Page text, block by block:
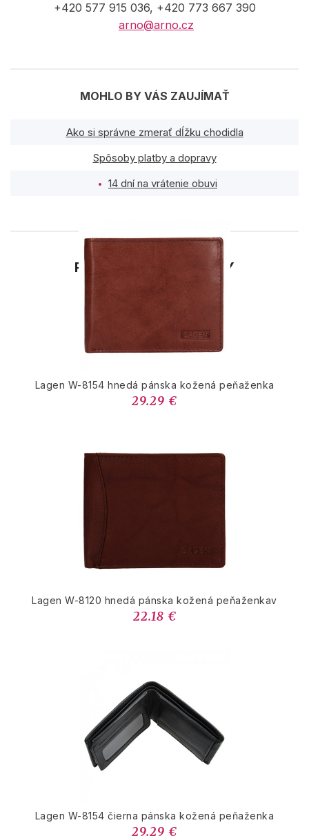
+420 577 915 036, +420 773 667 390
arno@arno.cz
MOHLO BY VÁS ZAUJÍMAŤ
Ako si správne zmerať dĺžku chodidla
Spôsoby platby a dopravy
14 dní na vrátenie obuvi
PODOBNÉ PRODUKTY
Lagen W-8154 hnedá pánska kožená peňaženka
29.29 €
Lagen W-8120 hnedá pánska kožená peňaženkav
22.18 €
Lagen W-8154 čierna pánska kožená peňaženka
29.29 €